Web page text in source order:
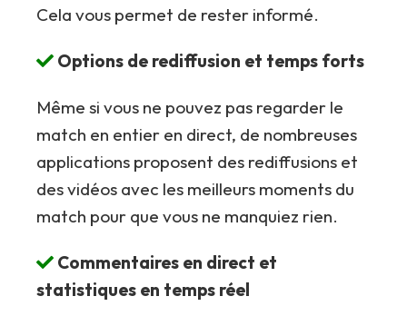
Cela vous permet de rester informé.
Options de rediffusion et temps forts
Même si vous ne pouvez pas regarder le
match en entier en direct, de nombreuses
applications proposent des rediffusions et
des vidéos avec les meilleurs moments du
match pour que vous ne manquiez rien.
Commentaires en direct et
statistiques en temps réel